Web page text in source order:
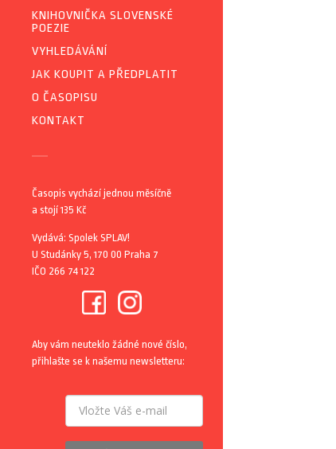
KNIHOVNIČKA SLOVENSKÉ
POEZIE
VYHLEDÁVÁNÍ
JAK KOUPIT A PŘEDPLATIT
O ČASOPISU
KONTAKT
Časopis vychází jednou měsíčně
a stojí 135 Kč
Vydává: Spolek SPLAV!
U Studánky 5, 170 00 Praha 7
IČO 266 74 122
Aby vám neuteklo žádné nové číslo,
přihlašte se k našemu newsletteru: